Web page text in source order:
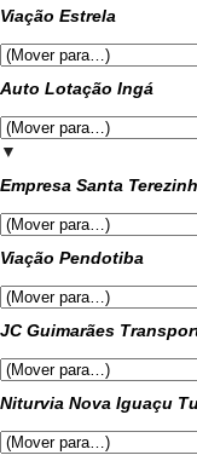
Viação Estrela
Auto Lotação Ingá
▼
Empresa Santa
Viação Pendotiba
JC Guimarães
Niturvia Nova Iguaçu